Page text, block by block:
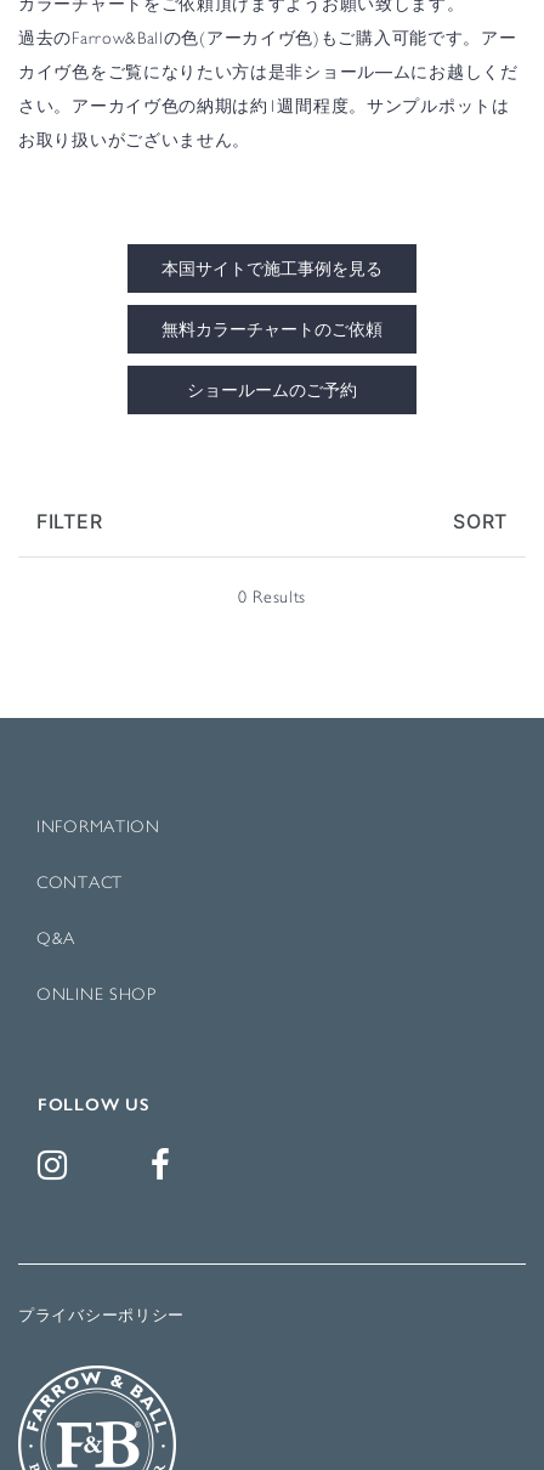
カラーチャートをご依頼頂けますようお願い致します。
過去のFarrow&Ballの色(アーカイヴ色)もご購入可能です。アー
カイヴ色をご覧になりたい方は是非ショール―ムにお越しくだ
さい。アーカイヴ色の納期は約1週間程度。サンプルポットは
お取り扱いがございません。
本国サイトで施工事例を見る
無料カラーチャートのご依頼
ショールームのご予約
FILTER SORT
0 Results
INFORMATION
CONTACT
Q&A
ONLINE SHOP
FOLLOW US
プライバシーポリシー